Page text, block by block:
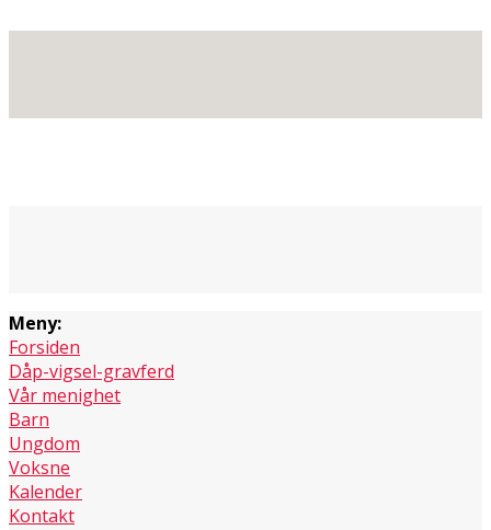
Meny:
Forsiden
Dåp-vigsel-gravferd
Vår menighet
Barn
Ungdom
Voksne
Kalender
Kontakt